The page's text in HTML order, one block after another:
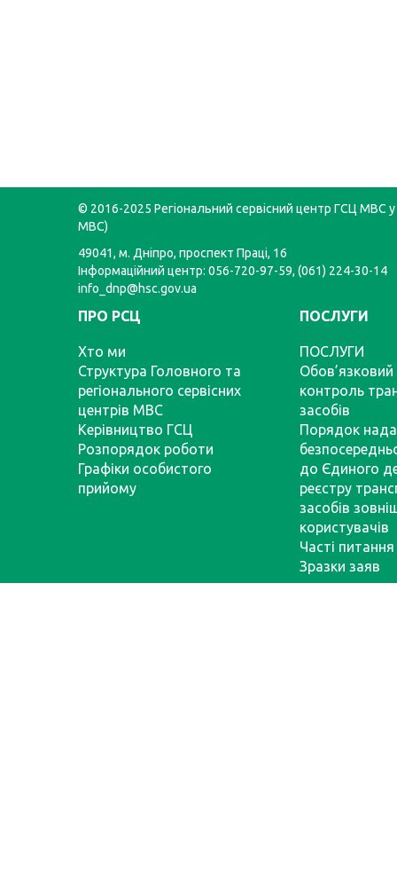
© 2016-2025 Регіональний сервісний центр ГСЦ МВС у
МВС)
49041, м. Дніпро, проспект Праці, 16
Інформаційний центр: 056-720-97-59, (061) 224-30-14
info_dnp@hsc.gov.ua
ПРО РСЦ
Хто ми
Структура Головного та
регіонального сервісних
центрів МВС
Керівництво ГСЦ
Розпорядок роботи
Графіки особистого
прийому
ПОСЛУГИ
ПОСЛУГИ
Обов’язковий
контроль
засобів
Порядок
до Єдиного
реєстру
засобів
користувачів
Часті питання
Зразки заяв